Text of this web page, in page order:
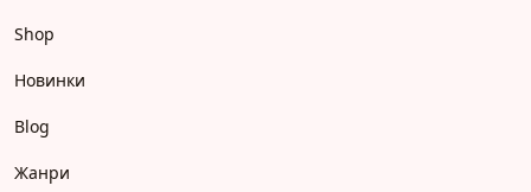
Shop
Новинки
Blog
Жанри